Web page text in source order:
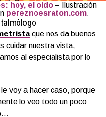
hoy, el oído – Ilustración
pereznoesraton.com.
que nos da buenos
cuidar nuestra vista,
al especialista por lo
voy a hacer caso, porque
lo veo todo un poco